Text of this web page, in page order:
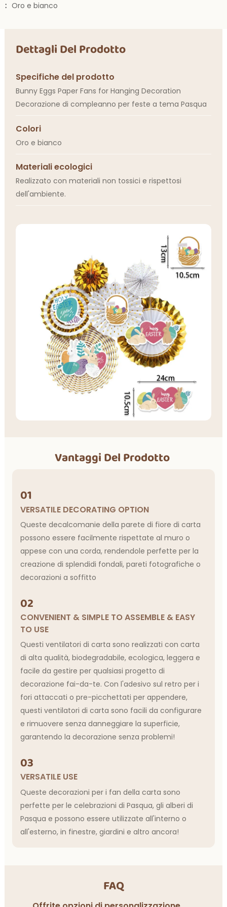
: Oro e bianco
Dettagli Del Prodotto
Specifiche del prodotto
Bunny Eggs Paper Fans for Hanging Decoration
Decorazione di compleanno per feste a tema Pasqua
Colori
Oro e bianco
Materiali ecologici
Realizzato con materiali non tossici e rispettosi
dell'ambiente.
Vantaggi Del Prodotto
01
VERSATILE DECORATING OPTION
Queste decalcomanie della parete di fiore di carta
possono essere facilmente rispettate al muro o
appese con una corda, rendendole perfette per la
creazione di splendidi fondali, pareti fotografiche o
decorazioni a soffitto
02
CONVENIENT & SIMPLE TO ASSEMBLE & EASY
TO USE
Questi ventilatori di carta sono realizzati con carta
di alta qualità, biodegradabile, ecologica, leggera e
facile da gestire per qualsiasi progetto di
decorazione fai-da-te. Con l'adesivo sul retro per i
fori attaccati o pre-picchettati per appendere,
questi ventilatori di carta sono facili da configurare
e rimuovere senza danneggiare la superficie,
garantendo la decorazione senza problemi!
03
VERSATILE USE
Queste decorazioni per i fan della carta sono
perfette per le celebrazioni di Pasqua, gli alberi di
Pasqua e possono essere utilizzate all'interno o
all'esterno, in finestre, giardini e altro ancora!
FAQ